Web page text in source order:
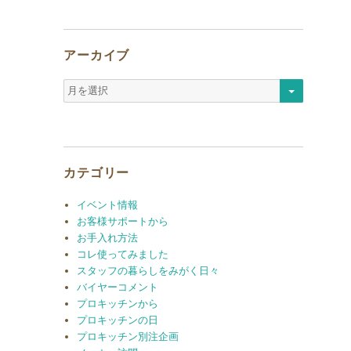
アーカイブ
ア
ー
カテゴリー
イベント情報
お客様サポートから
お手入れ方法
コレ使ってみました
スタッフの暮らしをみがく日々
バイヤーコメント
プロキッチンから
プロキッチンの日
プロキッチン別注企画